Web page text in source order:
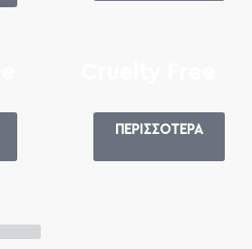
ΠΕΡΙΣΣΟΤΕΡΑ